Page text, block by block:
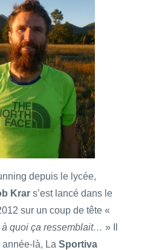
depuis le lycée,
Krar s’est lancé dans le
sur un coup de tête «
à quoi ça ressemblait… » Il
année-là, La Sportiva